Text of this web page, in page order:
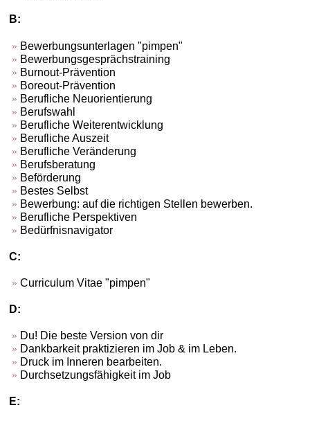
B:
Bewerbungsunterlagen "pimpen"
Bewerbungsgesprächstraining
Burnout-Prävention
Boreout-Prävention
Berufliche Neuorientierung
Berufswahl
Berufliche Weiterentwicklung
Berufliche Auszeit
Berufliche Veränderung
Berufsberatung
Beförderung
Bestes Selbst
Bewerbung: auf die richtigen Stellen bewerben.
Berufliche Perspektiven
Bedürfnisnavigator
C:
Curriculum Vitae "pimpen"
D:
Du! Die beste Version von dir
Dankbarkeit praktizieren im Job & im Leben.
Druck im Inneren bearbeiten.
Durchsetzungsfähigkeit im Job
E: